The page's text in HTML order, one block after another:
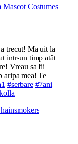
trecut! Ma uit la
intr-un timp atât
Vreau sa fii
aripa mea! Te
#serbare #7ani